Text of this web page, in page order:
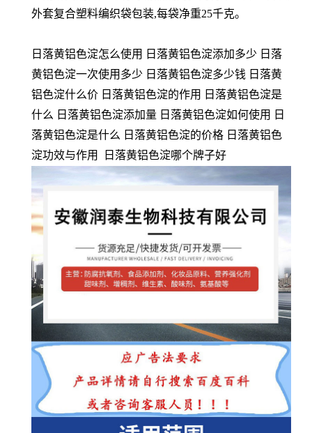
外套复合塑料编织袋包装,每袋净重25千克。
日落黄铝色淀怎么使用 日落黄铝色淀添加多少 日落
黄铝色淀一次使用多少 日落黄铝色淀多少钱 日落黄
铝色淀什么价 日落黄铝色淀的作用 日落黄铝色淀是
什么 日落黄铝色淀添加量 日落黄铝色淀如何使用 日
落黄铝色淀是什么 日落黄铝色淀的价格 日落黄铝色
淀功效与作用 日落黄铝色淀哪个牌子好